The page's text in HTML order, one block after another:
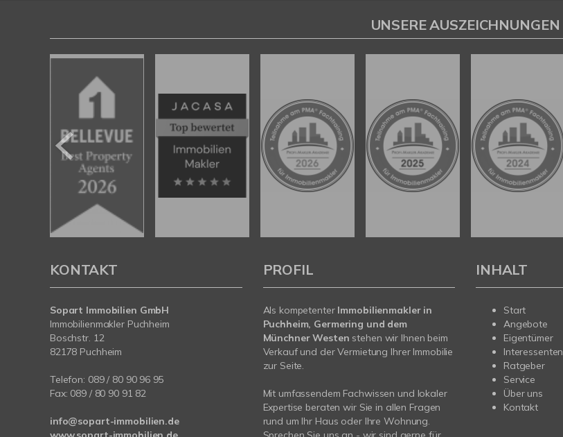
UNSERE AUSZEICHNUNGEN
KONTAKT
Sopart Immobilien GmbH
Immobilienmakler Puchheim
Boschstr. 12
82178 Puchheim
Telefon: 089 / 80 90 96 95
Fax: 089 / 80 90 91 82
info@sopart-immobilien.de
PROFIL
Als kompetenter Immobilienmakler in
Puchheim, Germering und dem
Münchner Westen stehen wir Ihnen beim
Verkauf und der Vermietung Ihrer Immobilie
zur Seite.
Mit umfassendem Fachwissen und lokaler
Expertise beraten wir Sie in allen Fragen
rund um Ihr Haus oder Ihre Wohnung.
INHALT
Start
Angebote
Eigentümer
Interessenten
Ratgeber
Service
Über uns
Kontakt